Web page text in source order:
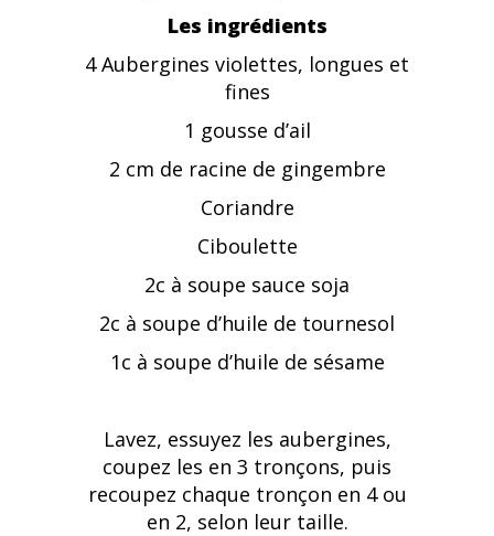
Les ingrédients
4 Aubergines violettes, longues et
fines
1 gousse d’ail
2 cm de racine de gingembre
Coriandre
Ciboulette
2c à soupe sauce soja
2c à soupe d’huile de tournesol
1c à soupe d’huile de sésame
Lavez, essuyez les aubergines,
coupez les en 3 tronçons, puis
recoupez chaque tronçon en 4 ou
en 2, selon leur taille.